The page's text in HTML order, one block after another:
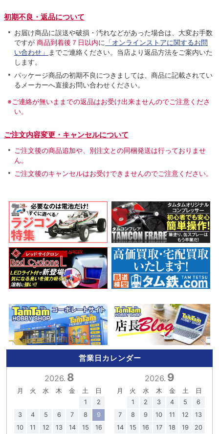
初期不良・返品について
お届け商品に誤送や破損・汚れなどがあった場合は、大変お手数
ですが 商品到着後７日以内に 「オンラインストアに関するお問
い合わせ」
までご連絡ください。当店より返品方法をご案内いた
します。
パッケージ商品の初期不良につきましては、商品に記載されてい
るメーカーへ直接お問い合わせください。
※ご連絡が無いままでの返品はお受け出来ませんのでご注意くださ
い。
ご注文内容変更・キャンセルについて
ご注文後の商品追加や、別注文との同梱発送は行っておりませ
ん。
ご注文後のキャンセルはお受けできませんのでご注意ください。
営業日カレンダー
2026. 8
月 火 水 木 金 土
日
1
2
3
4 5 6 7 8
9
10
11 12 13 14 15
16
2026. 9
月 火 水 木 金 土
日
1
2 3 4 5
6
7
8 9 10 11 12
13
14
15 16 17 18 19
20